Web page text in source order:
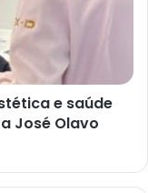
e saúde
José Olavo